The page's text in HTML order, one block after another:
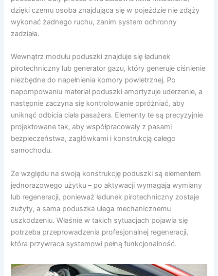
dzięki czemu osoba znajdująca się w pojeździe nie zdąży
wykonać żadnego ruchu, zanim system ochronny
zadziała.
Wewnątrz modułu poduszki znajduje się ładunek
pirotechniczny lub generator gazu, który generuje ciśnienie
niezbędne do napełnienia komory powietrznej. Po
napompowaniu materiał poduszki amortyzuje uderzenie, a
następnie zaczyna się kontrolowanie opróżniać, aby
uniknąć odbicia ciała pasażera. Elementy te są precyzyjnie
projektowane tak, aby współpracowały z pasami
bezpieczeństwa, zagłówkami i konstrukcją całego
samochodu.
Ze względu na swoją konstrukcję poduszki są elementem
jednorazowego użytku – po aktywacji wymagają wymiany
lub regeneracji, ponieważ ładunek pirotechniczny zostaje
zużyty, a sama poduszka ulega mechanicznemu
uszkodzeniu. Właśnie w takich sytuacjach pojawia się
potrzeba przeprowadzenia profesjonalnej regeneracji,
która przywraca systemowi pełną funkcjonalność.